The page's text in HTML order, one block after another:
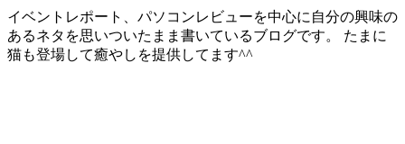
イベントレポート、パソコンレビューを中心に自分の興味の
あるネタを思いついたまま書いているブログです。 たまに
猫も登場して癒やしを提供してます^^